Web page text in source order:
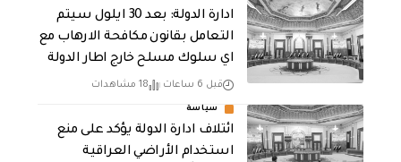
ادارة الدولة: بعد 30 ايلول سيتم
التعامل بقانون مكافحة الارهاب مع
اي سلوك مسلح خارج اطار الدولة
قبل 6 ساعات 18 مشاهدات
سياسة
ائتلاف ادارة الدولة يؤكد على منع
استخدام الأراضي العراقية